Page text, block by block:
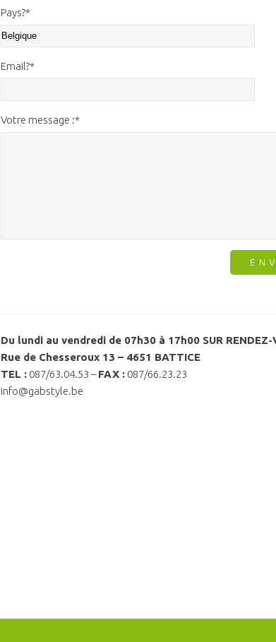
Pays?*
Email?*
Votre message :*
Du lundi au vendredi de 07h30 à 17h00 SUR RENDEZ-
Rue de Chesseroux 13 – 4651 BATTICE
TEL : 087/63.04.53 –FAX : 087/66.23.23
info@gabstyle.be